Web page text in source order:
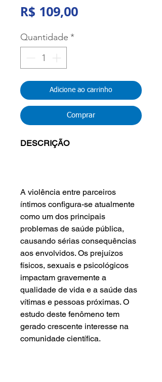
R$ 109,00Preço
Quantidade *
Adicione ao carrinho
Comprar
DESCRIÇÃO
A violência entre parceiros
íntimos configura-se atualmente
como um dos principais
problemas de saúde pública,
causando sérias consequências
aos envolvidos. Os prejuízos
físicos, sexuais e psicológicos
impactam gravemente a
qualidade de vida e a saúde das
vítimas e pessoas próximas. O
estudo deste fenômeno tem
gerado crescente interesse na
comunidade científica.